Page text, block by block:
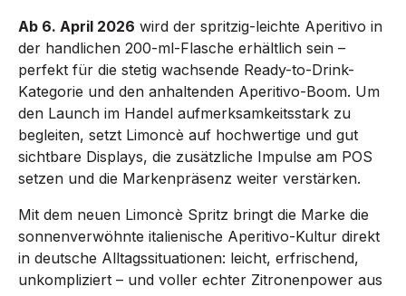
Ab 6. April 2026 wird der spritzig-leichte Aperitivo in
der handlichen 200-ml-Flasche erhältlich sein –
perfekt für die stetig wachsende Ready-to-Drink-
Kategorie und den anhaltenden Aperitivo-Boom. Um
den Launch im Handel aufmerksamkeitsstark zu
begleiten, setzt Limoncè auf hochwertige und gut
sichtbare Displays, die zusätzliche Impulse am POS
setzen und die Markenpräsenz weiter verstärken.
Mit dem neuen Limoncè Spritz bringt die Marke die
sonnenverwöhnte italienische Aperitivo-Kultur direkt
in deutsche Alltagssituationen: leicht, erfrischend,
unkompliziert – und voller echter Zitronenpower aus